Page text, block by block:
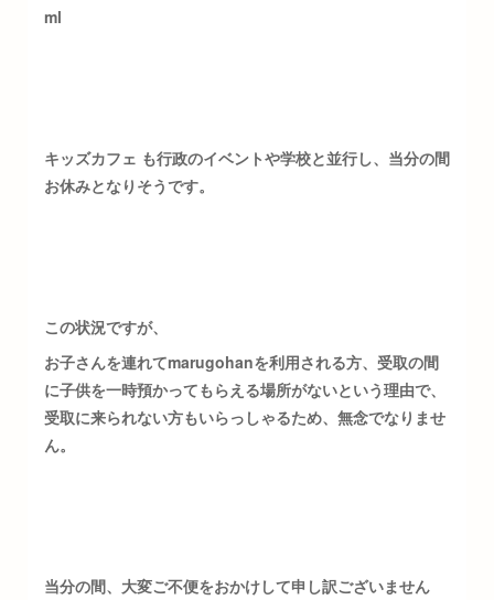
ml
キッズカフェ も行政のイベントや学校と並行し、当分の間
お休みとなりそうです。
この状況ですが、
お子さんを連れてmarugohanを利用される方、受取の間
に子供を一時預かってもらえる場所がないという理由で、
受取に来られない方もいらっしゃるため、無念でなりませ
ん。
当分の間、大変ご不便をおかけして申し訳ございません